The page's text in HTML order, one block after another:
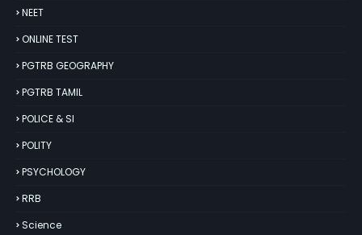
NEET
ONLINE TEST
PGTRB GEOGRAPHY
PGTRB TAMIL
POLICE & SI
POLITY
PSYCHOLOGY
RRB
Science